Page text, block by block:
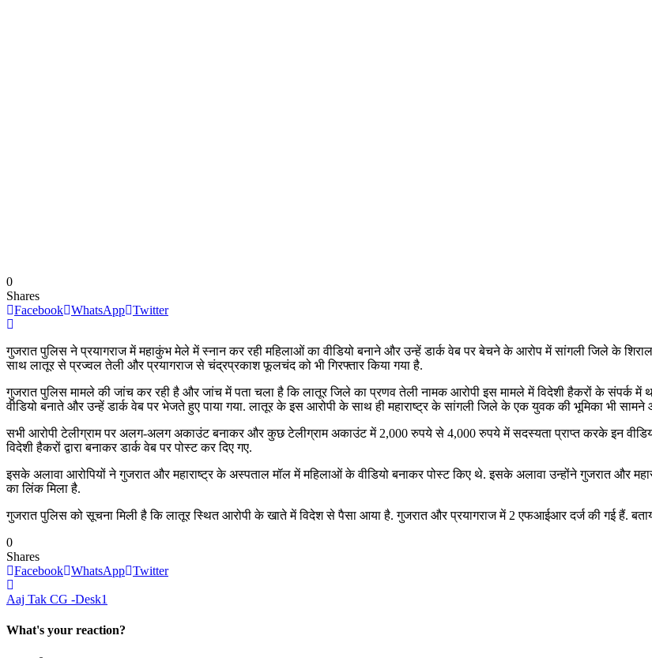
0
Shares
Facebook WhatsApp Twitter
गुजरात पुलिस ने प्रयागराज में महाकुंभ मेले में स्नान कर रही महिलाओं का वीडियो बनाने और उन्हें डार्क वेब पर बेचने के आरोप में सांगली जिले के
साथ लातूर से प्रज्वल तेली और प्रयागराज से चंद्रप्रकाश फूलचंद को भी गिरफ्तार किया गया है.
गुजरात पुलिस मामले की जांच कर रही है और जांच में पता चला है कि लातूर जिले का प्रणव तेली नामक आरोपी इस मामले में विदेशी हैकरों के संपर्क में
वीडियो बनाते और उन्हें डार्क वेब पर भेजते हुए पाया गया. लातूर के इस आरोपी के साथ ही महाराष्ट्र के सांगली जिले के एक युवक की भूमिका भी सामने
सभी आरोपी टेलीग्राम पर अलग-अलग अकाउंट बनाकर और कुछ टेलीग्राम अकाउंट में 2,000 रुपये से 4,000 रुपये में सदस्यता प्राप्त करके इन
विदेशी हैकरों द्वारा बनाकर डार्क वेब पर पोस्ट कर दिए गए.
इसके अलावा आरोपियों ने गुजरात और महाराष्ट्र के अस्पताल मॉल में महिलाओं के वीडियो बनाकर पोस्ट किए थे. इसके अलावा उन्होंने गुजरात और
का लिंक मिला है.
गुजरात पुलिस को सूचना मिली है कि लातूर स्थित आरोपी के खाते में विदेश से पैसा आया है. गुजरात और प्रयागराज में 2 एफआईआर दर्ज की गई हैं.
0
Shares
Facebook WhatsApp Twitter
Aaj Tak CG -Desk1
What's your reaction?